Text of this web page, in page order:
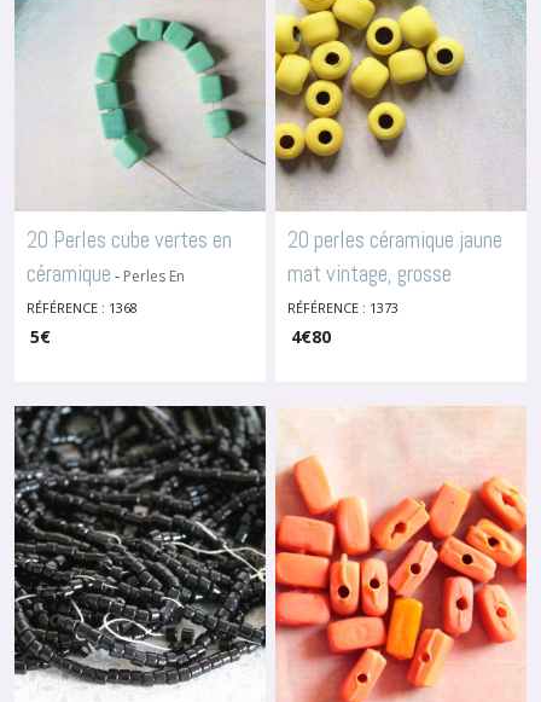
20 Perles cube vertes en
céramique - Perles En
Céramique Ou Verre
RÉFÉRENCE : 1368
5€
20 perles céramique jaune
mat vintage, grosse
rocaille, 7 x 8 mm, 1373
-Perles En Céramique Ou Verre
RÉFÉRENCE : 1373
4€80
Perles
bois
(3)
Autres
Apprêts
pour
bijouterie
fantaisie
(2)
Afficher
les
résultats